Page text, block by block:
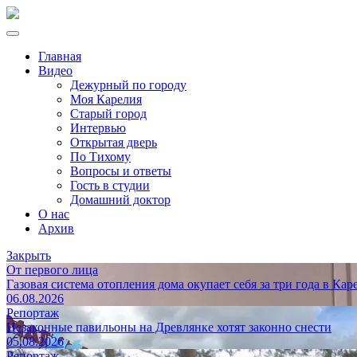
Главная
Видео
Дежурный по городу
Моя Карелия
Старый город
Интервью
Открытая дверь
По Тихому
Вопросы и ответы
Гость в студии
Домашний доктор
О нас
Архив
Закрыть
От первого лица
Газовая система отопления дома окупает себя за три года в
06.08.2026
Репортаж
Незаконные павильоны на Древлянке хотят законно снести
05.08.2026